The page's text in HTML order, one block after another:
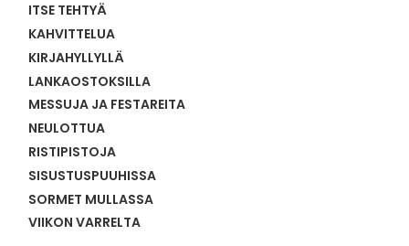
ITSE TEHTYÄ
KAHVITTELUA
KIRJAHYLLYLLÄ
LANKAOSTOKSILLA
MESSUJA JA FESTAREITA
NEULOTTUA
RISTIPISTOJA
SISUSTUSPUUHISSA
SORMET MULLASSA
VIIKON VARRELTA